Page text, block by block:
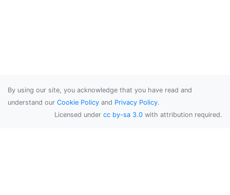
By using our site, you acknowledge that you have read and
understand our Cookie Policy and Privacy Policy.
Licensed under cc by-sa 3.0 with attribution required.